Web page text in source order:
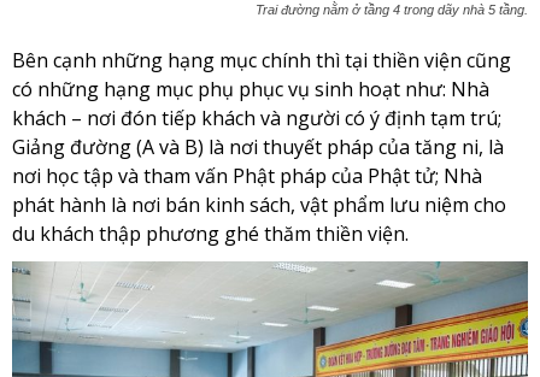
Trai đường nằm ở tầng 4 trong dãy nhà 5 tầng.
Bên cạnh những hạng mục chính thì tại thiền viện cũng
có những hạng mục phụ phục vụ sinh hoạt như: Nhà
khách – nơi đón tiếp khách và người có ý định tạm trú;
Giảng đường (A và B) là nơi thuyết pháp của tăng ni, là
nơi học tập và tham vấn Phật pháp của Phật tử; Nhà
phát hành là nơi bán kinh sách, vật phẩm lưu niệm cho
du khách thập phương ghé thăm thiền viện.